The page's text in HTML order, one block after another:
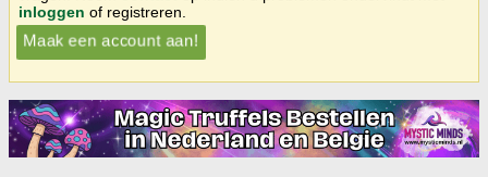
inloggen of registreren.
Maak een account aan!